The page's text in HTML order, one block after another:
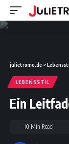
julietrome.de >
LEBENSSTIL
Ein
10 Min Read